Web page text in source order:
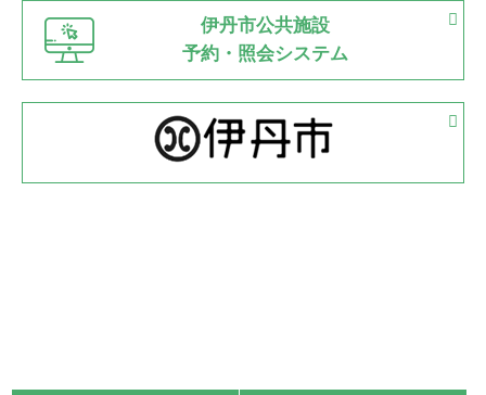
2022.06.12
県知事杯争奪バレーボール大会が開催
緑ケ丘体育館
2022.05.05
体育協会長杯 バドミントン競技の部
2022.05.22
伊丹市公共施設
予約・照会システム